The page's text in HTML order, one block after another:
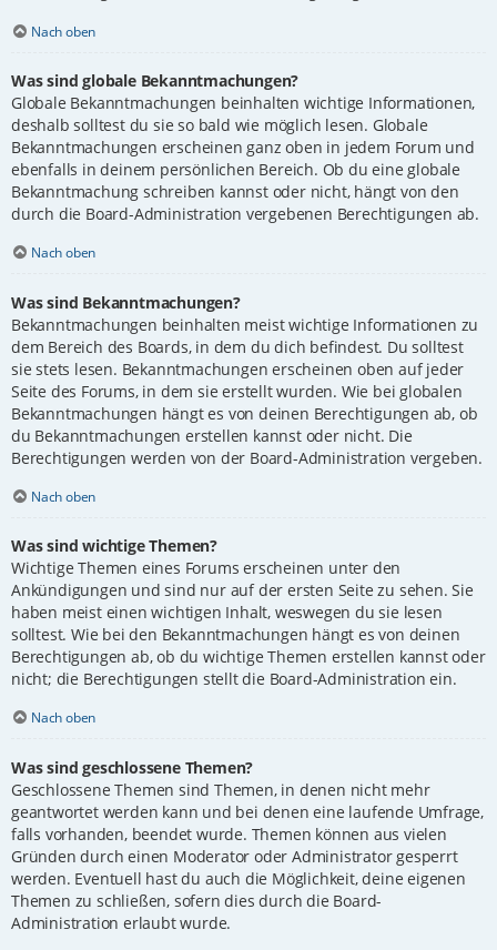
Nach oben
Was sind globale Bekanntmachungen?
Globale Bekanntmachungen beinhalten wichtige Informationen,
deshalb solltest du sie so bald wie möglich lesen. Globale
Bekanntmachungen erscheinen ganz oben in jedem Forum und
ebenfalls in deinem persönlichen Bereich. Ob du eine globale
Bekanntmachung schreiben kannst oder nicht, hängt von den
durch die Board-Administration vergebenen Berechtigungen ab.
Nach oben
Was sind Bekanntmachungen?
Bekanntmachungen beinhalten meist wichtige Informationen zu
dem Bereich des Boards, in dem du dich befindest. Du solltest
sie stets lesen. Bekanntmachungen erscheinen oben auf jeder
Seite des Forums, in dem sie erstellt wurden. Wie bei globalen
Bekanntmachungen hängt es von deinen Berechtigungen ab, ob
du Bekanntmachungen erstellen kannst oder nicht. Die
Berechtigungen werden von der Board-Administration vergeben.
Nach oben
Was sind wichtige Themen?
Wichtige Themen eines Forums erscheinen unter den
Ankündigungen und sind nur auf der ersten Seite zu sehen. Sie
haben meist einen wichtigen Inhalt, weswegen du sie lesen
solltest. Wie bei den Bekanntmachungen hängt es von deinen
Berechtigungen ab, ob du wichtige Themen erstellen kannst oder
nicht; die Berechtigungen stellt die Board-Administration ein.
Nach oben
Was sind geschlossene Themen?
Geschlossene Themen sind Themen, in denen nicht mehr
geantwortet werden kann und bei denen eine laufende Umfrage,
falls vorhanden, beendet wurde. Themen können aus vielen
Gründen durch einen Moderator oder Administrator gesperrt
werden. Eventuell hast du auch die Möglichkeit, deine eigenen
Themen zu schließen, sofern dies durch die Board-
Administration erlaubt wurde.